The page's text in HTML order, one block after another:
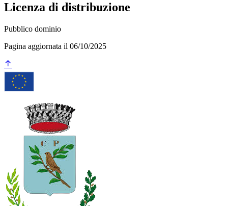
Licenza di distribuzione
Pubblico dominio
Pagina aggiornata il 06/10/2025